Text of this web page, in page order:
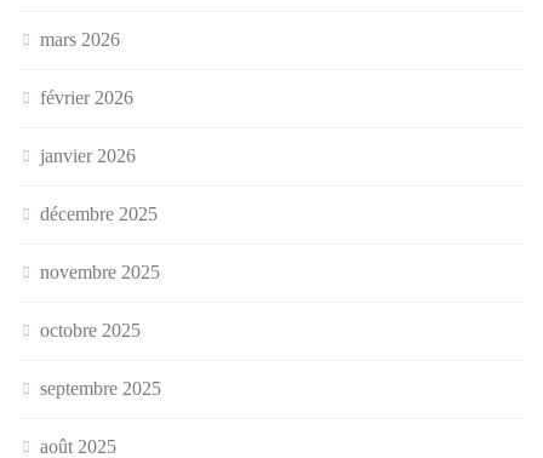
mars 2026
février 2026
janvier 2026
décembre 2025
novembre 2025
octobre 2025
septembre 2025
août 2025